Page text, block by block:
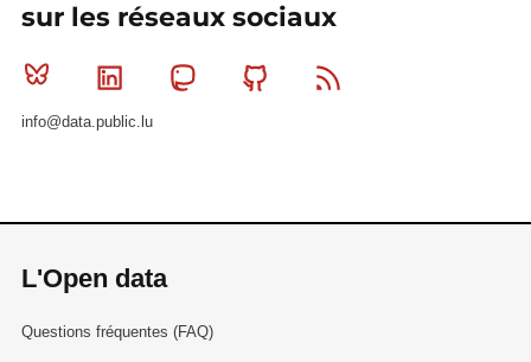
sur les réseaux sociaux
Bluesky Linkedin MastodonGithub
info@data.public.lu
L'Open data
Questions fréquentes (FAQ)